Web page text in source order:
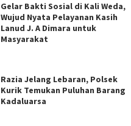
Gelar Bakti Sosial di Kali Weda,
Wujud Nyata Pelayanan Kasih
Lanud J. A Dimara untuk
Masyarakat
Razia Jelang Lebaran, Polsek
Kurik Temukan Puluhan Barang
Kadaluarsa